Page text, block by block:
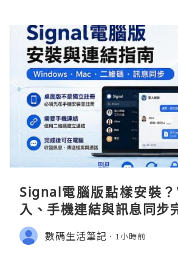
Signal電腦版點樣安裝
入、手機連結與訊息同步
數碼生活筆記 1小時前